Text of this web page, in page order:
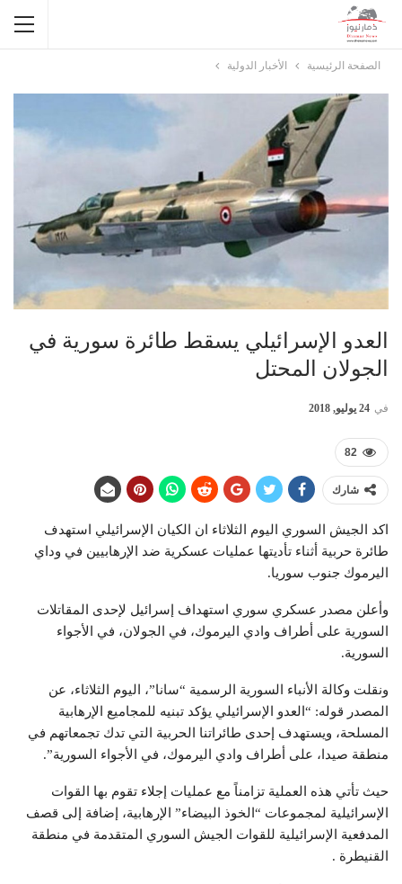
الصفحة الرئيسية الأخبار الدولية
العدو الإسرائيلي يسقط طائرة سورية في
الجولان المحتل
في 24 يوليو, 2018
82
شارك
اكد الجيش السوري اليوم الثلاثاء ان الكيان الإسرائيلي استهدف
طائرة حربية أثناء تأديتها عمليات عسكرية ضد الإرهابيين في وداي
اليرموك جنوب سوريا.
وأعلن مصدر عسكري سوري استهداف إسرائيل لإحدى المقاتلات
السورية على أطراف وادي اليرموك، في الجولان، في الأجواء
السورية.
ونقلت وكالة الأنباء السورية الرسمية “سانا”، اليوم الثلاثاء، عن
المصدر قوله: “العدو الإسرائيلي يؤكد تبنيه للمجاميع الإرهابية
المسلحة، ويستهدف إحدى طائراتنا الحربية التي تدك تجمعاتهم في
منطقة صيدا، على أطراف وادي اليرموك، في الأجواء السورية”.
حيث تأتي هذه العملية تزامناً مع عمليات إجلاء تقوم بها القوات
الإسرائيلية لمجموعات “الخوذ البيضاء” الإرهابية، إضافة إلى قصف
المدفعية الإسرائيلية للقوات الجيش السوري المتقدمة في منطقة
القنيطرة .